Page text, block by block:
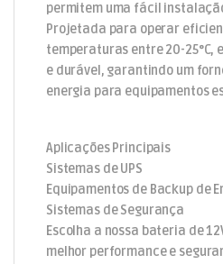
permitem uma fácil
Projetada para operar
temperaturas entre 20-25°C,
e durável, garantindo um
energia para equipamentos
Aplicações Principais
Sistemas de UPS
Equipamentos de Backup de
Sistemas de Segurança
Escolha a nossa bateria de
melhor performance e